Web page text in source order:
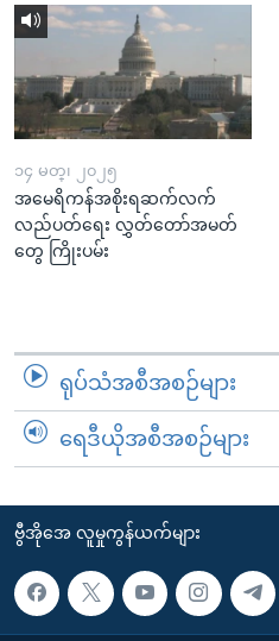
၁၄ မတ္၊ ၂၀၂၅
အမေရိကန်အစိုးရဆက်လက်
လည်ပတ်ရေး လွှတ်တော်အမတ်
တွေ ကြိုးပမ်း
ရုပ်သံအစီအစဉ်များ
ရေဒီယိုအစီအစဉ်များ
ဗွီအိုအေ လူမှုကွန်ယက်များ